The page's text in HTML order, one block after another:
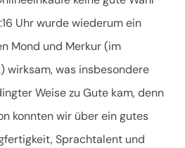
Uhr wurde wiederum ein
Mond und Merkur (im
wirksam, was insbesondere
Weise zu Gute kam, denn
konnten wir über ein gutes
Sprachtalent und